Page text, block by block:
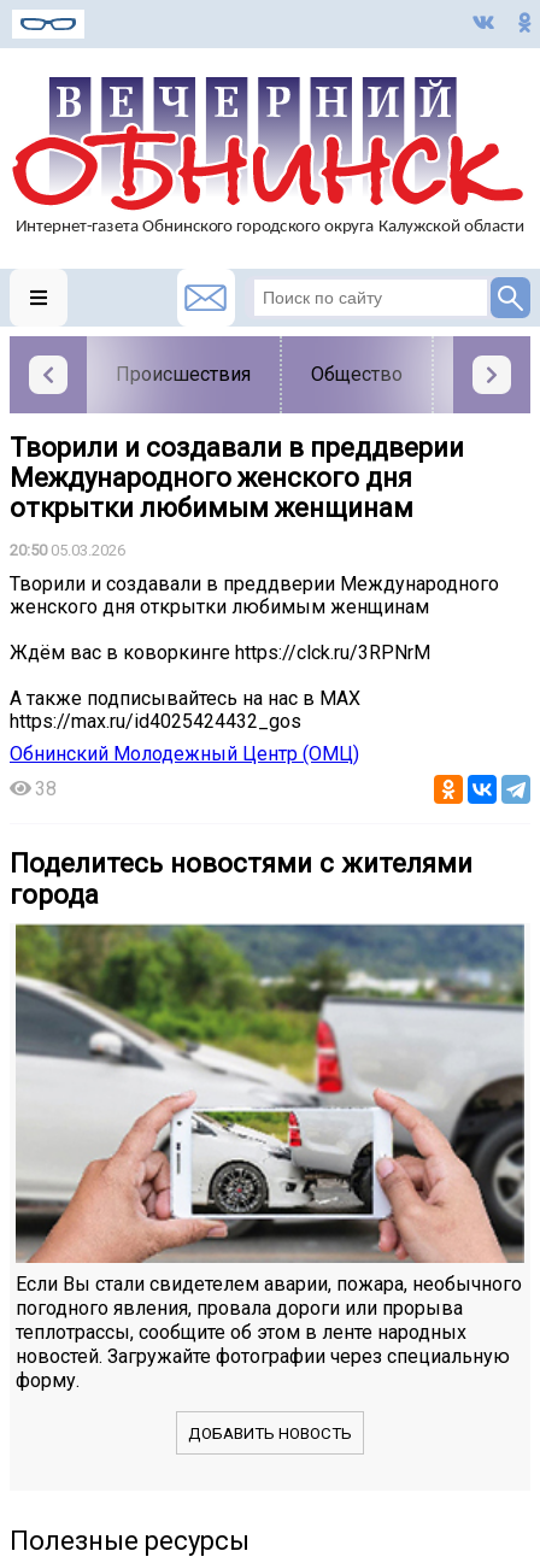
Происшествия Общество Власть
Творили и создавали в преддверии
Международного женского дня
открытки любимым женщинам
20:5005.03.2026
Творили и создавали в преддверии Международного
женского дня открытки любимым женщинам
Ждём вас в коворкинге https://clck.ru/3RPNrM
А также подписывайтесь на нас в MAX
https://max.ru/id4025424432_gos
Обнинский Молодежный Центр (ОМЦ)
38
Поделитесь новостями с жителями
города
Если Вы стали свидетелем аварии, пожара, необычного
погодного явления, провала дороги или прорыва
теплотрассы, сообщите об этом в ленте народных
новостей. Загружайте фотографии через специальную
форму.
ДОБАВИТЬ НОВОСТЬ
Полезные ресурсы